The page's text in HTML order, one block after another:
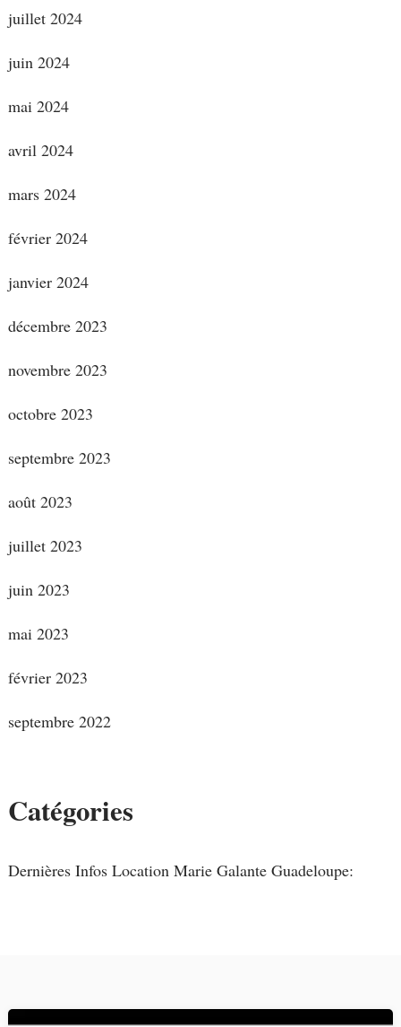
juillet 2024
juin 2024
mai 2024
avril 2024
mars 2024
février 2024
janvier 2024
décembre 2023
novembre 2023
octobre 2023
septembre 2023
août 2023
juillet 2023
juin 2023
mai 2023
février 2023
septembre 2022
Catégories
Dernières Infos Location Marie Galante Guadeloupe: